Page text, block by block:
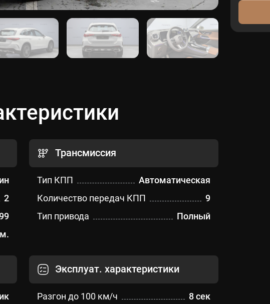
2
Трансмиссия
Тип КПП
Автоматическая
Количество передач КПП
9
Тип привода
Полный
Эксплуат. характеристики
Разгон до 100 км/ч
8 сек